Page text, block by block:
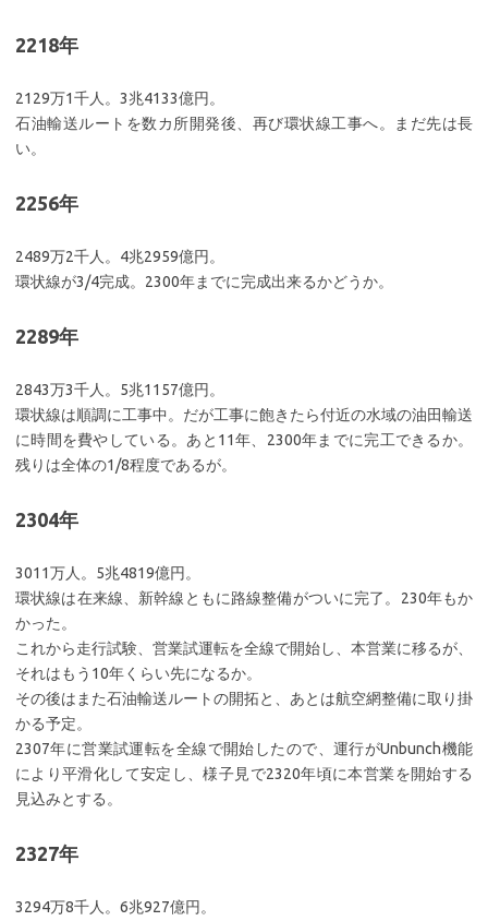
2218年
2129万1千人。3兆4133億円。
石油輸送ルートを数カ所開発後、再び環状線工事へ。まだ先は長
い。
2256年
2489万2千人。4兆2959億円。
環状線が3/4完成。2300年までに完成出来るかどうか。
2289年
2843万3千人。5兆1157億円。
環状線は順調に工事中。だが工事に飽きたら付近の水域の油田輸送
に時間を費やしている。あと11年、2300年までに完工できるか。
残りは全体の1/8程度であるが。
2304年
3011万人。5兆4819億円。
環状線は在来線、新幹線ともに路線整備がついに完了。230年もか
かった。
これから走行試験、営業試運転を全線で開始し、本営業に移るが、
それはもう10年くらい先になるか。
その後はまた石油輸送ルートの開拓と、あとは航空網整備に取り掛
かる予定。
2307年に営業試運転を全線で開始したので、運行がUnbunch機能
により平滑化して安定し、様子見で2320年頃に本営業を開始する
見込みとする。
2327年
3294万8千人。6兆927億円。